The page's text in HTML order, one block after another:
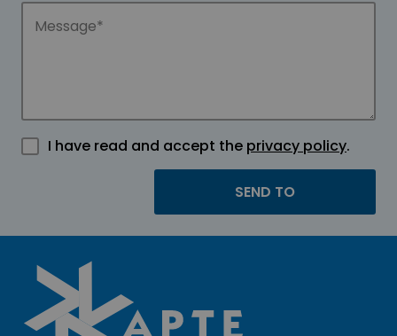
I have read and accept the privacy policy.